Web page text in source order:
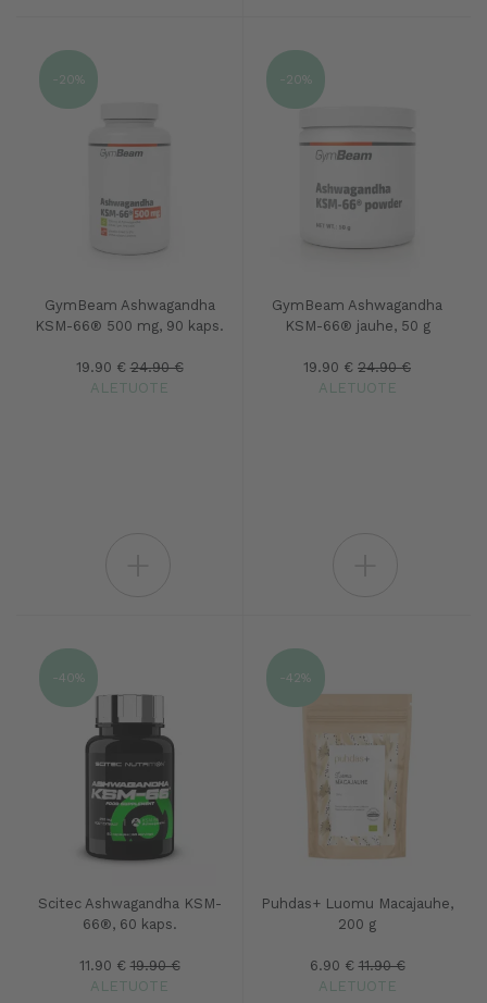
GymBeam Ashwagandha
KSM-66® 500 mg, 90 kaps.
19.90 € 24.90 €
ALETUOTE
-20%
GymBeam Ashwagandha
KSM-66® jauhe, 50 g
19.90 € 24.90 €
ALETUOTE
-20%
Scitec Ashwagandha KSM-
66®, 60 kaps.
11.90 € 19.90 €
ALETUOTE
-40%
Puhdas+ Luomu Macajauhe,
200 g
6.90 € 11.90 €
ALETUOTE
-42%